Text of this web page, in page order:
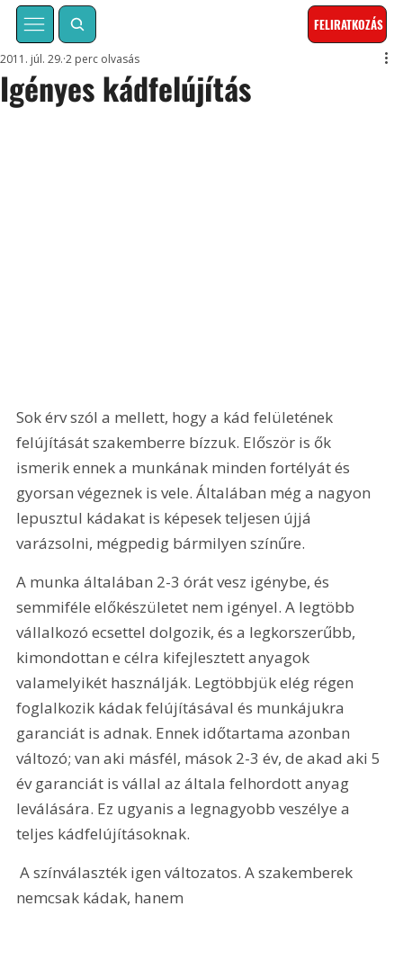
FELIRATKOZÁS
Igényes kádfelújítás
2011. júl. 29. 2 perc olvasás
Sok érv szól a mellett, hogy a kád felületének
felújítását szakemberre bízzuk. Először is ők
ismerik ennek a munkának minden fortélyát és
gyorsan végeznek is vele. Általában még a nagyon
lepusztul kádakat is képesek teljesen újjá
varázsolni, mégpedig bármilyen színűre.
A munka általában 2-3 órát vesz igénybe, és
semmiféle előkészületet nem igényel. A legtöbb
vállalkozó ecsettel dolgozik, és a legkorszerűbb,
kimondottan e célra kifejlesztett anyagok
valamelyikét használják. Legtöbbjük elég régen
foglalkozik kádak felújításával és munkájukra
garanciát is adnak. Ennek időtartama azonban
változó; van aki másfél, mások 2-3 év, de akad aki 5
év garanciát is vállal az általa felhordott anyag
leválására. Ez ugyanis a legnagyobb veszélye a
teljes kádfelújításoknak.
A színválaszték igen változatos. A szakemberek
nemcsak kádak, hanem